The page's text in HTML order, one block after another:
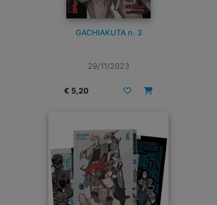
GACHIAKUTA n. 3
29/11/2023
€ 5,20